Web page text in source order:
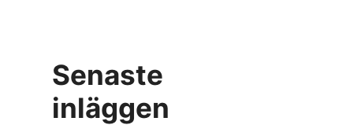
Senaste
inläggen